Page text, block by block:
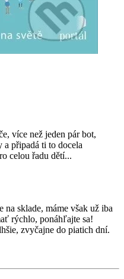
více než jeden pár bot,
a připadá ti to docela
celou řadu dětí...
na sklade, máme však už iba
rýchlo, ponáhľajte sa!
zvyčajne do piatich dní.